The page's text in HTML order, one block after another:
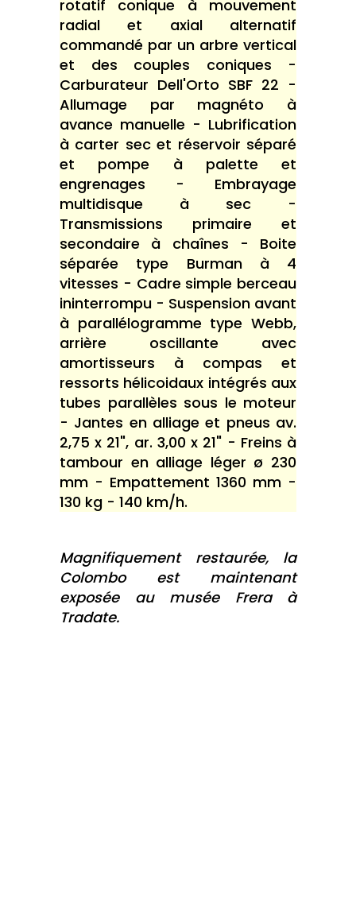
rotatif conique à mouvement
radial et axial alternatif
commandé par un arbre vertical
et des couples coniques -
Carburateur Dell'Orto SBF 22 -
Allumage par magnéto à
avance manuelle - Lubrification
à carter sec et réservoir séparé
et pompe à palette et
engrenages - Embrayage
multidisque à sec -
Transmissions primaire et
secondaire à chaînes - Boite
séparée type Burman à 4
vitesses - Cadre simple berceau
ininterrompu - Suspension avant
à parallélogramme type Webb,
arrière oscillante avec
amortisseurs à compas et
ressorts hélicoidaux intégrés aux
tubes parallèles sous le moteur
- Jantes en alliage et pneus av.
2,75 x 21", ar. 3,00 x 21" - Freins à
tambour en alliage léger ø 230
mm - Empattement 1360 mm -
130 kg - 140 km/h.
Magnifiquement restaurée, la
Colombo est maintenant
exposée au musée Frera à
Tradate.